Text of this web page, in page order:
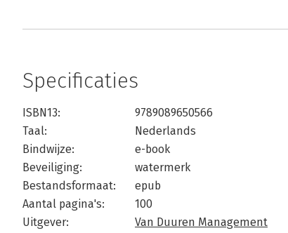
Specificaties
ISBN13:
9789089650566
Taal:
Nederlands
Bindwijze:
e-book
Beveiliging:
watermerk
Bestandsformaat:
epub
Aantal pagina's:
100
Uitgever:
Van Duuren Management